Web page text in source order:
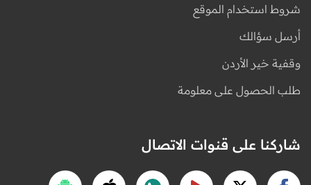
شروط استخدام الموقع
أرسل سؤالك
وقفية خير الأردن
طلب الحصول على معلومة
شاركنا على قنوات الاتصال